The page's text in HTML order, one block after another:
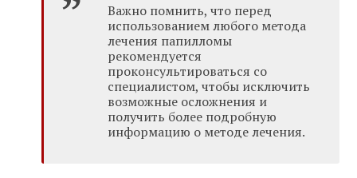
Важно помнить, что перед
использованием любого метода
лечения папилломы
рекомендуется
проконсультироваться со
специалистом, чтобы исключить
возможные осложнения и
получить более подробную
информацию о методе лечения.